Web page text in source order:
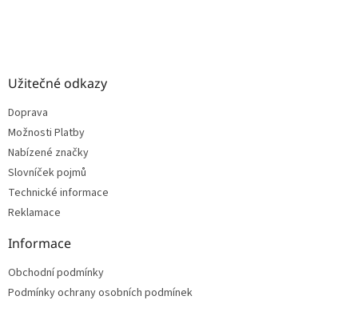
Užitečné odkazy
Doprava
Možnosti Platby
Nabízené značky
Slovníček pojmů
Technické informace
Reklamace
Informace
Obchodní podmínky
Podmínky ochrany osobních podmínek